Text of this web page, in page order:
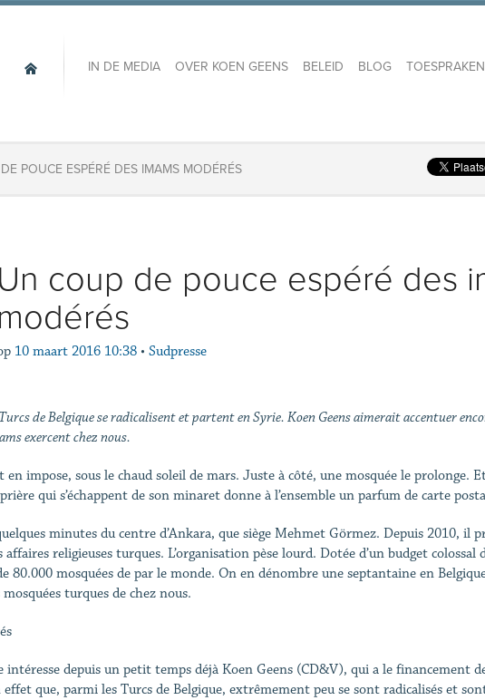
IN DE MEDIA OVER KOEN GEENS BELEID BLOG TOESPRAKEN
POUCE ESPÉRÉ DES IMAMS MODÉRÉS
Un coup de pouce espéré des
modérés
10 maart 2016 10:38 • Sudpresse
de Belgique se radicalisent et partent en Syrie. Koen Geens aimerait accentuer
exercent chez nous.
en impose, sous le chaud soleil de mars. Juste à côté, une mosquée le prolonge.
prière qui s’échappent de son minaret donne à l’ensemble un parfum de carte
minutes du centre d’Ankara, que siège Mehmet Görmez. Depuis 2010, il
religieuses turques. L’organisation pèse lourd. Dotée d’un budget colossal
80.000 mosquées de par le monde. On en dénombre une septantaine en
mosquées turques de chez nous.
intéresse depuis un petit temps déjà Koen Geens (CD&V), qui a le financement
effet que, parmi les Turcs de Belgique, extrêmement peu se sont radicalisés et